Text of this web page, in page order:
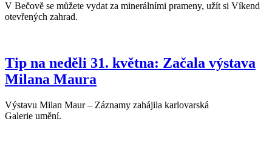
V Bečově se můžete vydat za minerálními prameny, užít si Víkend
otevřených zahrad.
Tip na neděli 31. května: Začala výstava
Milana Maura
Výstavu Milan Maur – Záznamy zahájila karlovarská
Galerie umění.